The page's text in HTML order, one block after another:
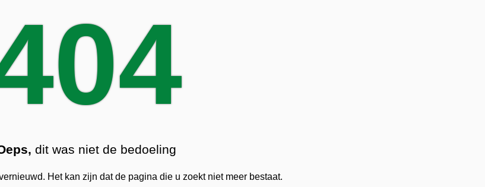
dit was niet de bedoeling
Het kan zijn dat de pagina die u zoekt niet meer bestaat.